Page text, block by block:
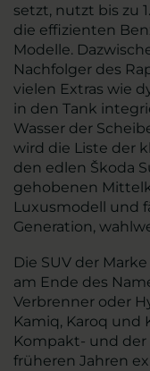
setzt, nutzt bis zu
die effizienten
Modelle.
Nachfolger des
vielen Extras wie
in den Tank
Wasser der
wird die Liste der
den edlen Škoda
gehobenen
Luxusmodell und
Generation,
Die SUV der
am Ende des
Verbrenner oder
Kamiq, Karoq und
Kompakt- und der
früheren Jahren